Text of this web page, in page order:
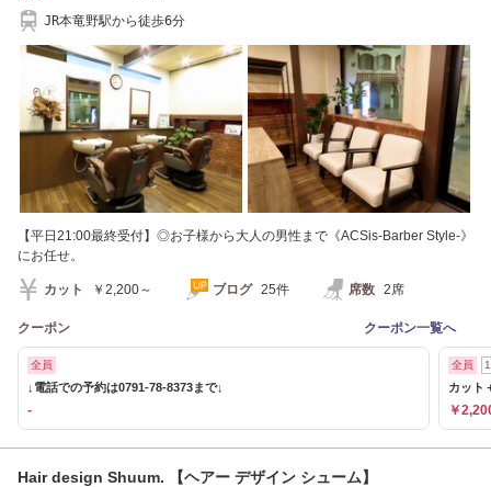
JR本竜野駅から徒歩6分
【平日21:00最終受付】◎お子様から大人の男性まで《ACSis-Barber Style-》
にお任せ。
カット ￥2,200～ ブログ 25件 席数 2席
クーポン クーポン一覧へ
全員
↓電話での予約は0791-78-8373まで↓
-
全員
カット
￥
Hair design Shuum. 【ヘアー デザイン シューム】